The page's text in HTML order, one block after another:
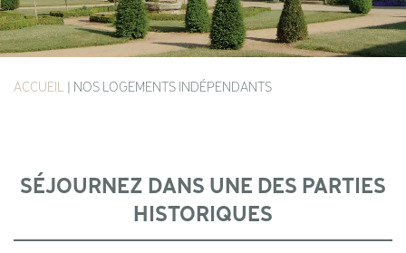
ACCUEIL | NOS LOGEMENTS INDÉPENDANTS
SÉJOURNEZ DANS UNE DES PARTIES
HISTORIQUES